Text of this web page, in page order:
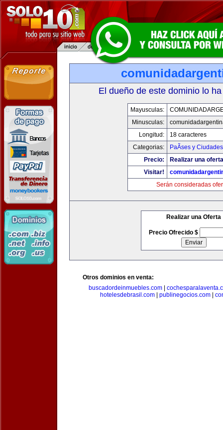
El dueño de este dominio lo
Mayusculas:
Minusculas:
Longitud:
18 caracteres
Categorias:
PaÃ­ses y Ciudades
Precio:
Realizar una
Visitar!
Serán consideradas
Realizar una Oferta
Precio Ofrecido $
Otros dominios en venta:
buscadordeinmuebles.com
hotelesdebrasil.com
publinegocios.com